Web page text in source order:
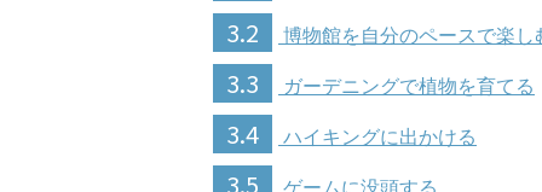
3.2 博物館を自分のペースで楽し
3.3 ガーデニングで植物を育てる
3.4 ハイキングに出かける
3.5 ゲームに没頭する